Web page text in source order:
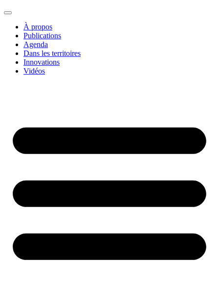
À propos
Publications
Agenda
Dans les territoires
Innovations
Vidéos